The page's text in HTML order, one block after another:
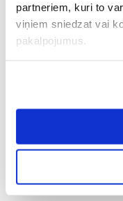
partneriem, kuri to
viņiem sniedzat vai
pakalpojumus.
101%
Garšīgi graudaugu našķi,
dobuma higiēnu. SUNS
Francodex ir dabīgas
kraukšķīgu graudaugu
novērš zobu aplikuma
ekstrakti efektīvi novērš